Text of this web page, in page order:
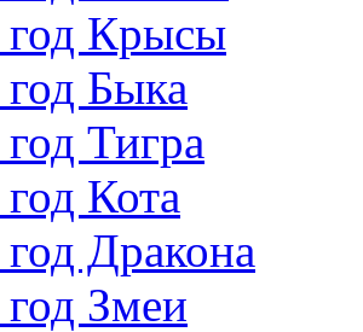
год Крысы
год Быка
Тигра
Кота
год Дракона
год Змеи